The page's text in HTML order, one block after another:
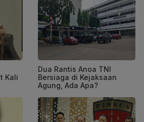
Kali
Dua Rantis Anoa TNI
Bersiaga di Kejaksaan
Agung, Ada Apa?